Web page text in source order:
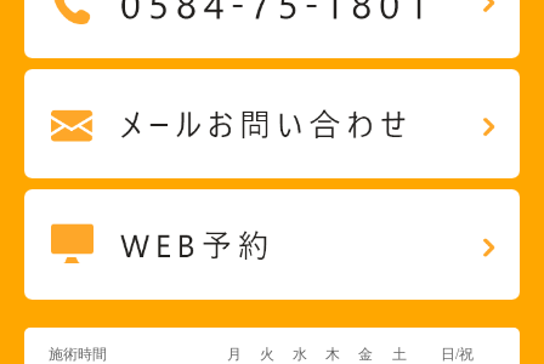
施術時間 月 火 水 木 金 土 日/祝